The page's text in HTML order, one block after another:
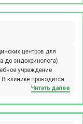
центров для
до эндокринолога)
учреждение
клинике проводится
Читать далее